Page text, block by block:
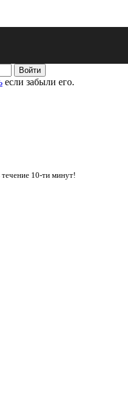
если забыли его.
10-ти минут!